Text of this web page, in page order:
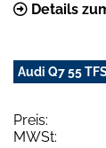
Details
Audi Q7 55
Preis:
MWSt: